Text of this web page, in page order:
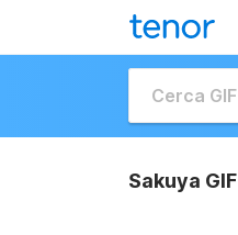
Sakuya GIF